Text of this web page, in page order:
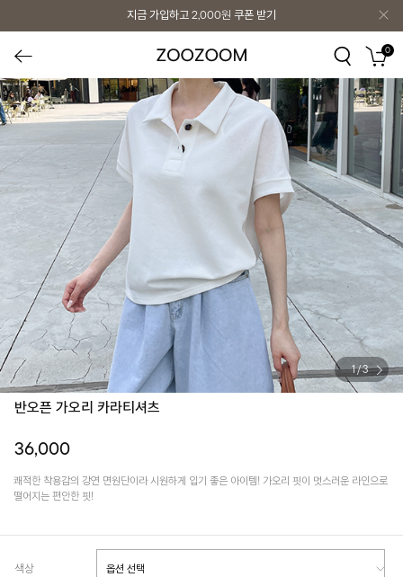
지금 가입하고 2,000원 쿠폰 받기
0
1/3
반오픈 가오리 카라티셔츠
36,000
쾌적한 착용감의 강연 면원단이라 시원하게 입기 좋은 아이템! 가오리 핏이 멋스러운 라인으로
떨어지는 편안한 핏!
색상